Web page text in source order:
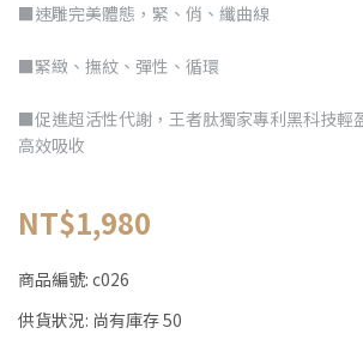
■速雕完美體態，緊、俏、纖曲線
■緊緻、撫紋、彈性、循環
■促進超活性代謝，王者肽獨家專利黑科技輕
高效吸收
NT$1,980
商品編號: c026
供貨狀況: 尚有庫存 50